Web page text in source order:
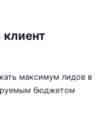
клиент
максимум лидов в
бюджетом